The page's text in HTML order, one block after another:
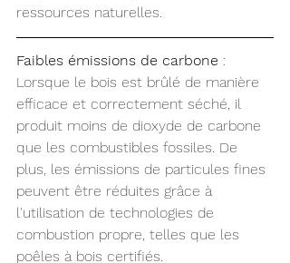
ressources naturelles.
Faibles émissions de carbone :
Lorsque le bois est brûlé de manière
efficace et correctement séché, il
produit moins de dioxyde de carbone
que les combustibles fossiles. De
plus, les émissions de particules fines
peuvent être réduites grâce à
l'utilisation de technologies de
combustion propre, telles que les
poêles à bois certifiés.